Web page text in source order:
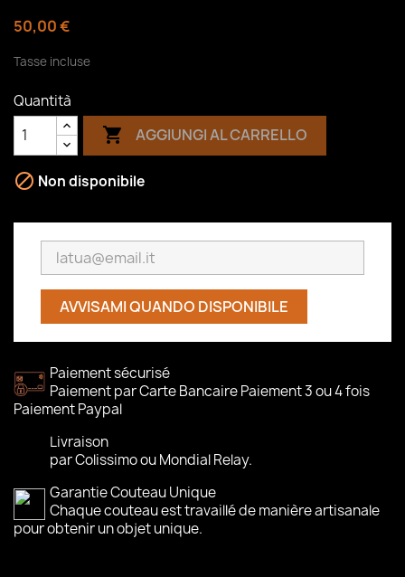
50,00 €
Tasse incluse
Quantità
 AGGIUNGI AL CARRELLO
 Non disponibile
AVVISAMI QUANDO DISPONIBILE
Paiement sécurisé
Paiement par Carte Bancaire Paiement 3 ou 4 fois
Paiement Paypal
Livraison
par Colissimo ou Mondial Relay.
Garantie Couteau Unique
Chaque couteau est travaillé de manière artisanale
pour obtenir un objet unique.